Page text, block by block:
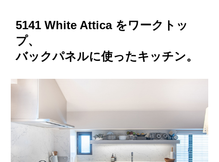
5141 White Attica をワークトッ
プ、
バックパネルに使ったキッチン。